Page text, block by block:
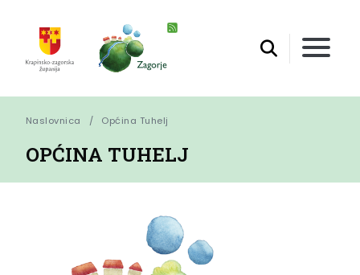
Naslovnica Općina Tuhelj
OPĆINA TUHELJ